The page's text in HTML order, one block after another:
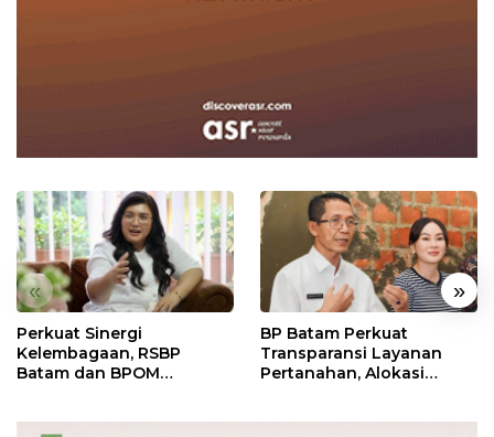
« »
Perkuat Sinergi
Kelembagaan, RSBP
Batam dan BPOM
BP Batam Perkuat
Transparansi Layanan
Pertanahan, Alokasi